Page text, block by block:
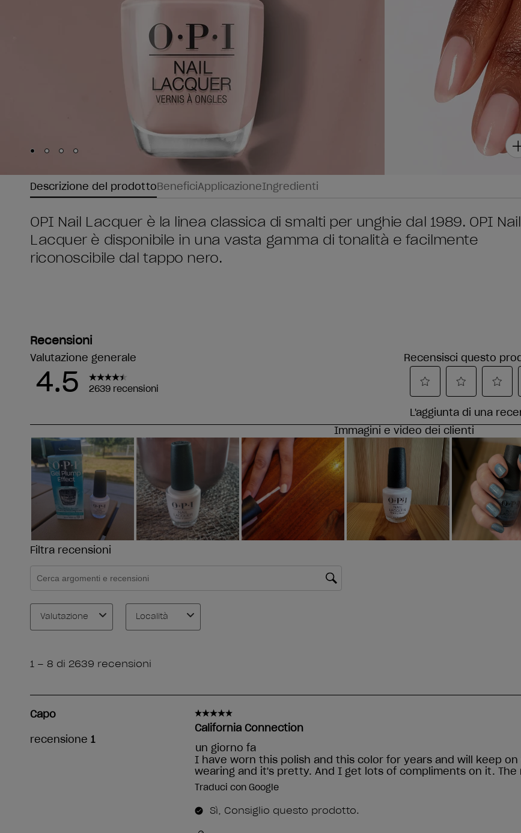
Skip to slide
Skip to slide
Skip to slide
Skip to slide
Descrizione del prodottoBeneficiApplicazioneIngredienti
OPI Nail Lacquer è la linea classica di smalti per unghie dal 1989. OPI Nail
Lacquer è disponibile in una vasta gamma di tonalità e facilmente
riconoscibile dal tappo nero.